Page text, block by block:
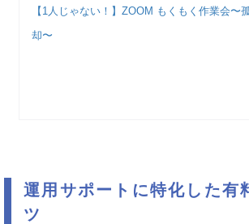
【1人じゃない！】ZOOM もくもく作業会〜
却〜
運用サポートに特化した有
ツ